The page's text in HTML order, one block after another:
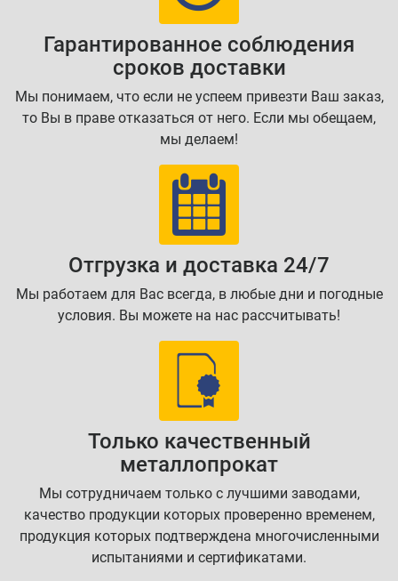
Гарантированное соблюдения
сроков доставки
Мы понимаем, что если не успеем привезти Ваш заказ,
то Вы в праве отказаться от него. Если мы обещаем,
мы делаем!
Отгрузка и доставка 24/7
Мы работаем для Вас всегда, в любые дни и погодные
условия. Вы можете на нас рассчитывать!
Только качественный
металлопрокат
Мы сотрудничаем только с лучшими заводами,
качество продукции которых проверенно временем,
продукция которых подтверждена многочисленными
испытаниями и сертификатами.